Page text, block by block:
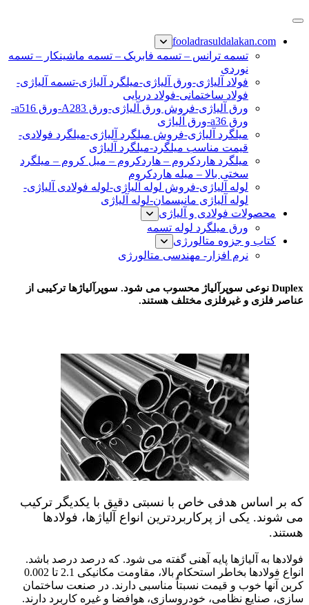
پرش
محتوا
نبشی فولادی-ناودانی فولادی-قیمت ورق-قیمت فولاد
fooladrasuldalakan.com
تسمه ترانس – تسمه فابریک – تسمه ماشینکار – تسمه
نوردی
فولاد آلیاژی-ورق آلیاژی-میلگرد آلیاژی-تسمه آلیاژی-
فولاد ساختمانی-فولاد دریایی
ورق آلیاژی-فروش ورق آلیاژی-ورق A283-ورق a516-
ورق a36-ورق آلیاژی
میلگرد آلیاژی-فروش میلگرد آلیاژی-میلگرد فولادی-
قیمت مناسب میلگرد-میلگرد آلیاژی
میلگرد هاردکروم – هاردکروم – میل کروم – میلگرد
سختی بالا – میله هاردکروم
لوله آلیاژی-فروش لوله آلیاژی-لوله فولادی آلیاژی-
لوله آلیاژی مانیسمان-لوله آلیاژی
محصولات فولادی و آلیاژی
ورق میلگرد لوله تسمه
کتاب و جزوه متالورژی
نرم افزار- مهندسی متالورژی
Duplex نوعی سوپرآلیاژ محسوب می شود. سوپرآلیاژها ترکیبی از
عناصر فلزی و غیرفلزی مختلف هستند.
که بر اساس هدفی خاص با نسبتی دقیق با یکدیگر ترکیب
می شوند. یکی از پرکاربردترین انواع آلیاژها، فولادها
هستند.
فولادها به آلیاژها پایه آهنی گفته می شود. که درصد درصد باشد.
انواع فولادها بخاطر استحکام بالا، مقاومت مکانیکی 2.1 تا 0.002
کربن آنها خوب و قیمت نسبتاً مناسبی دارند. در صنعت ساختمان
سازی، صنایع نظامی، خودروسازی، هوافضا و غیره کاربرد دارند.